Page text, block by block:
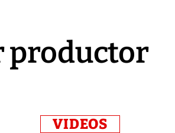
productor
VIDEOS